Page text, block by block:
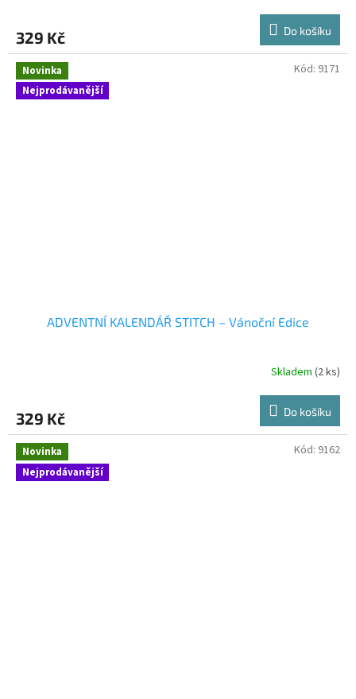
329 Kč Do košíku
Novinka
Nejprodávanější
ADVENTNÍ KALENDÁŘ STITCH – Vánoční Edice
Skladem (2 ks)
329 Kč Do košíku
Kód: 9171
Novinka
Nejprodávanější
Kód: 9162